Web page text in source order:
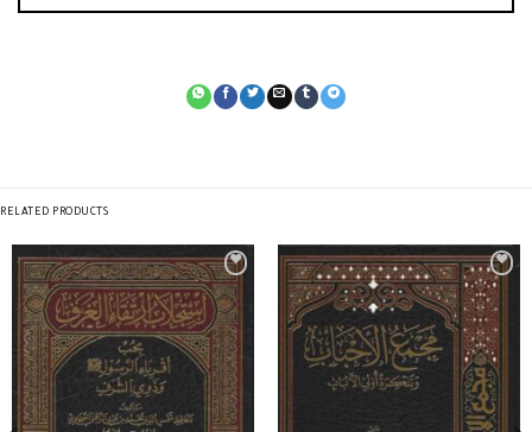
RELATED PRODUCTS